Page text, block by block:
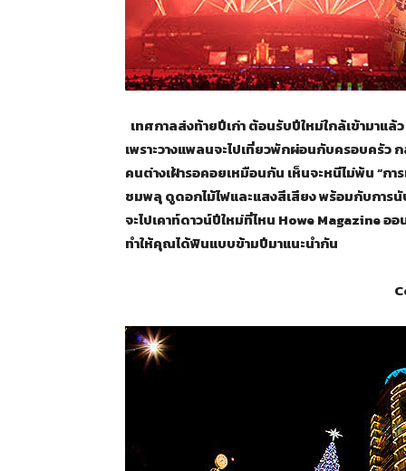
เทศกาลส่งท้ายปีเก่า ต้อนรับปีใหม่ใกล้เข้ามาแ
เพราะวางแพลนจะไปเที่ยวพักผ่อนกับครอบครั
คนต่างเฝ้ารอคอยเหมือนกัน เห็นจะหนีไม่พ้น “ก
ชมพลุ ดูดอกไม้ไฟและแสงสีเสียง พร้อมกับการนั
จะไปเคาท์ดาวน์ปีใหม่ที่ไหน Howe Magazine อ
ทำให้คุณได้ฟินแบบข้ามปีมาแนะนำกัน